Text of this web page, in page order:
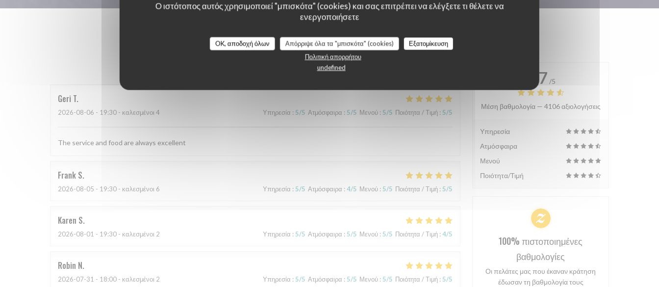
Ο ιστότοπος αυτός χρησιμοποιεί "μπισκότα" (cookies) και σας επιτρέπει να ελέγξετε τι θέλετε να
ενεργοποιήσετε
OK, αποδοχή όλων Απόρριψε όλα τα "μπισκότα" (cookies)
Εξατομίκευση
Πολιτική απορρήτου
undefined
Οι βαθμολογίες πελατών μας
Geri T
2026-08-06 - 19:30 - καλεσμένοι 4 Υπηρεσία : 5/5 Ατμόσφαιρα : 5/5 Μενού : 5/5 Ποιότητα / Τιμή : 5/5
The service and food are always excellent
Frank S
2026-08-05 - 19:30 - καλεσμένοι 6 Υπηρεσία : 5/5 Ατμόσφαιρα : 4/5 Μενού : 5/5 Ποιότητα / Τιμή : 5/5
Karen S
2026-08-01 - 19:30 - καλεσμένοι 2 Υπηρεσία : 5/5 Ατμόσφαιρα : 5/5 Μενού : 5/5 Ποιότητα / Τιμή : 4/5
Robin N
2026-07-31 - 18:00 - καλεσμένοι 2 Υπηρεσία : 5/5 Ατμόσφαιρα : 5/5 Μενού : 5/5 Ποιότητα / Τιμή : 5/5
4.7 /5
Μέση βαθμολογία — 4106 αξιολογήσεις
Υπηρεσία
Ατμόσφαιρα
Μενού
Ποιότητα/Τιμή
100% πιστοποιημένες
βαθμολογίες
Οι πελάτες μας που έκαναν κράτηση
έδωσαν τη βαθμολογία τους